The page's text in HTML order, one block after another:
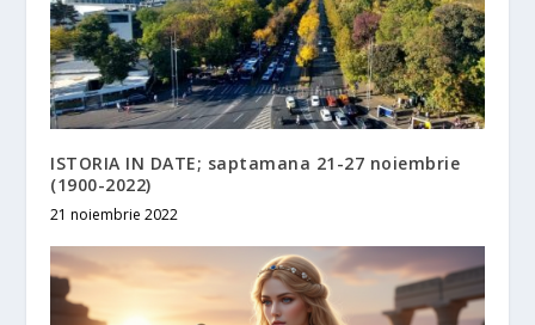
ISTORIA IN DATE; saptamana 21-27 noiembrie
(1900-2022)
21 noiembrie 2022